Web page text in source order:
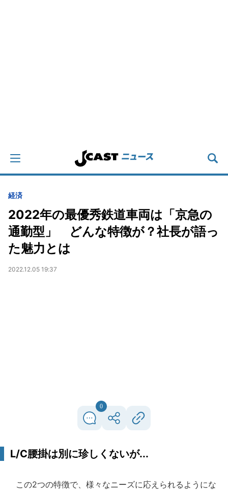
経済
2022年の最優秀鉄道車両は「京急の
通勤型」 どんな特徴が？社長が語っ
た魅力とは
2022.12.05 19:37
0
L/C腰掛は別に珍しくないが...
この2つの特徴で、様々なニーズに応えられるようにな